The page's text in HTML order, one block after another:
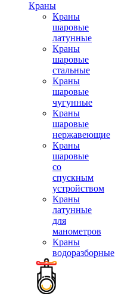
Краны
Краны
шаровые
латунные
Краны
шаровые
стальные
Краны
шаровые
чугунные
Краны
шаровые
нержавеющие
Краны
шаровые
со
спускным
устройством
Краны
латунные
для
манометров
Краны
водоразборные